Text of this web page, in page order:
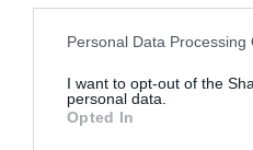
Please note that this website/
not limited to your visit or
grant or deny consent to
use your data for below
Personal Data Processing
I want to opt-out of the
personal data.
Opted In
Vizes Eb - Megvan az
Betlehem Dávid nyerte a